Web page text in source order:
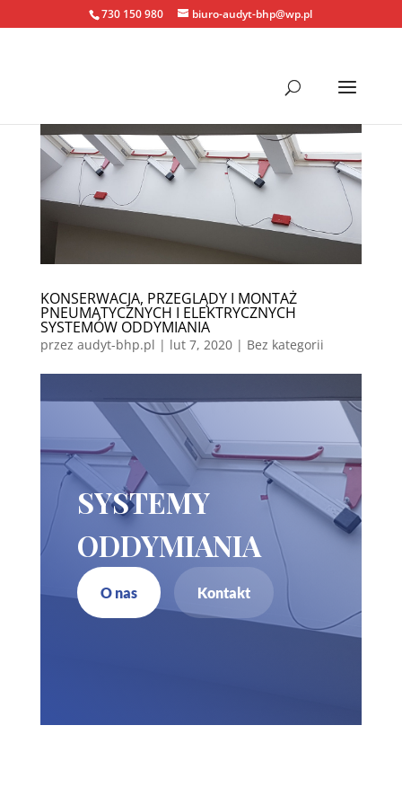
730 150 980 biuro-audyt-bhp@wp.pl
KONSERWACJA, PRZEGLĄDY I MONTAŻ
PNEUMATYCZNYCH I ELEKTRYCZNYCH
SYSTEMÓW ODDYMIANIA
przez audyt-bhp.pl | lut 7, 2020| Bez kategorii
SYSTEMY
ODDYMIANIA
O nas Kontakt